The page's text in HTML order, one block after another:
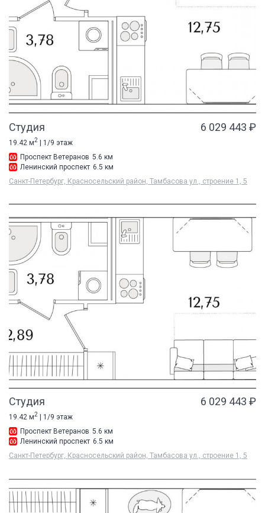
Студия 6 029 443 ₽
19.42 м2
| 1/9 этаж
Проспект Ветеранов 5.6 км
Ленинский проспект 6.5 км
Санкт-Петербург, Красносельский район, Тамбасова ул., строение 1, 5
Студия 6 029 443 ₽
19.42 м2 | 1/9 этаж
Проспект Ветеранов 5.6 км
Ленинский проспект 6.5 км
Санкт-Петербург, Красносельский район, Тамбасова ул., строение 1, 5